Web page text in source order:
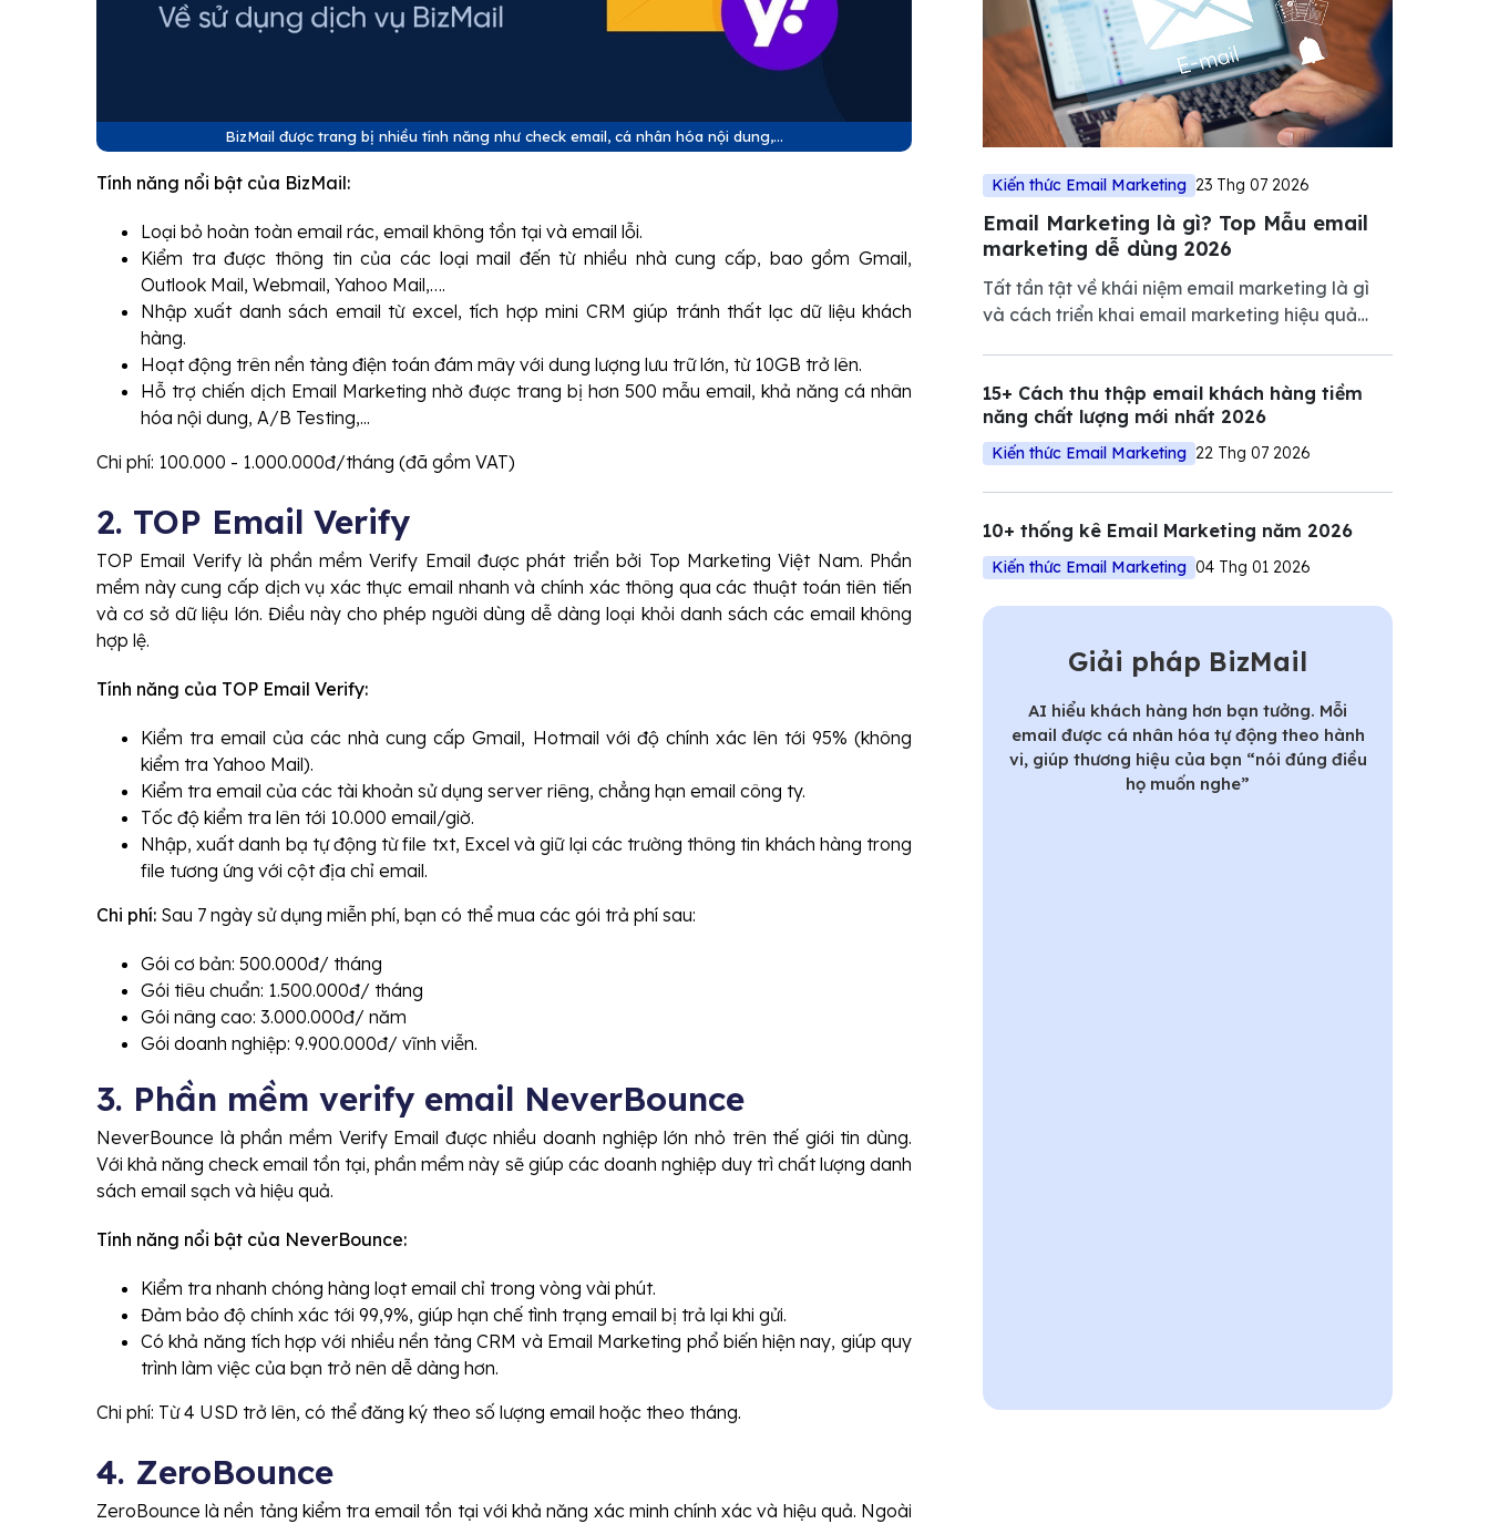
BizMail được trang bị nhiều tính năng như check email, cá nhân hóa nội dung,...
Tính năng nổi bật của BizMail:
Loại bỏ hoàn toàn email rác, email không tồn tại và email lỗi.
Kiểm tra được thông tin của các loại mail đến từ nhiều nhà cung cấp, bao gồm Gmail,
Outlook Mail, Webmail, Yahoo Mail,….
Nhập xuất danh sách email từ excel, tích hợp mini CRM giúp tránh thất lạc dữ liệu khách
hàng.
Hoạt động trên nền tảng điện toán đám mây với dung lượng lưu trữ lớn, từ 10GB trở lên.
Hỗ trợ chiến dịch Email Marketing nhờ được trang bị hơn 500 mẫu email, khả năng cá nhân
hóa nội dung, A/B Testing,...
Chi phí: 100.000 - 1.000.000đ/tháng (đã gồm VAT)
2. TOP Email Verify
TOP Email Verify là phần mềm Verify Email được phát triển bởi Top Marketing Việt Nam. Phần
mềm này cung cấp dịch vụ xác thực email nhanh và chính xác thông qua các thuật toán tiên tiến
và cơ sở dữ liệu lớn. Điều này cho phép người dùng dễ dàng loại khỏi danh sách các email không
hợp lệ.
Tính năng của TOP Email Verify:
Kiểm tra email của các nhà cung cấp Gmail, Hotmail với độ chính xác lên tới 95% (không
kiểm tra Yahoo Mail).
Kiểm tra email của các tài khoản sử dụng server riêng, chẳng hạn email công ty.
Tốc độ kiểm tra lên tới 10.000 email/giờ.
Nhập, xuất danh bạ tự động từ file txt, Excel và giữ lại các trường thông tin khách hàng trong
file tương ứng với cột địa chỉ email.
Chi phí: Sau 7 ngày sử dụng miễn phí, bạn có thể mua các gói trả phí sau:
Gói cơ bản: 500.000đ/ tháng
Gói tiêu chuẩn: 1.500.000đ/ tháng
Gói nâng cao: 3.000.000đ/ năm
Gói doanh nghiệp: 9.900.000đ/ vĩnh viễn.
3. Phần mềm verify email NeverBounce
NeverBounce là phần mềm Verify Email được nhiều doanh nghiệp lớn nhỏ trên thế giới tin dùng.
Với khả năng check email tồn tại, phần mềm này sẽ giúp các doanh nghiệp duy trì chất lượng danh
sách email sạch và hiệu quả.
Tính năng nổi bật của NeverBounce:
Kiểm tra nhanh chóng hàng loạt email chỉ trong vòng vài phút.
Đảm bảo độ chính xác tới 99,9%, giúp hạn chế tình trạng email bị trả lại khi gửi.
Có khả năng tích hợp với nhiều nền tảng CRM và Email Marketing phổ biến hiện nay, giúp quy
trình làm việc của bạn trở nên dễ dàng hơn.
Chi phí: Từ 4 USD trở lên, có thể đăng ký theo số lượng email hoặc theo tháng.
4. ZeroBounce
ZeroBounce là nền tảng kiểm tra email tồn tại với khả năng xác minh chính xác và hiệu quả. Ngoài
Kiến thức Email Marketing 23 Thg 07 2026
Email Marketing là gì? Top Mẫu email
marketing dễ dùng 2026
Tất tần tật về khái niệm email marketing là gì
và cách triển khai email marketing hiệu quả
15+ Cách thu thập email khách hàng tiềm
năng chất lượng mới nhất 2026
Kiến thức Email Marketing 22 Thg 07 2026
10+ thống kê Email Marketing năm 2026
Kiến thức Email Marketing 04 Thg 01 2026
Giải pháp BizMail
AI hiểu khách hàng hơn bạn tưởng. Mỗi
email được cá nhân hóa tự động theo hành
vi, giúp thương hiệu của bạn “nói đúng điều
họ muốn nghe”